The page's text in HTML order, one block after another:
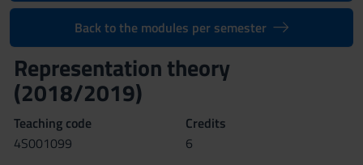
Back to the modules per semester
Representation theory
(2018/2019)
Teaching code
4S001099
Credits
6